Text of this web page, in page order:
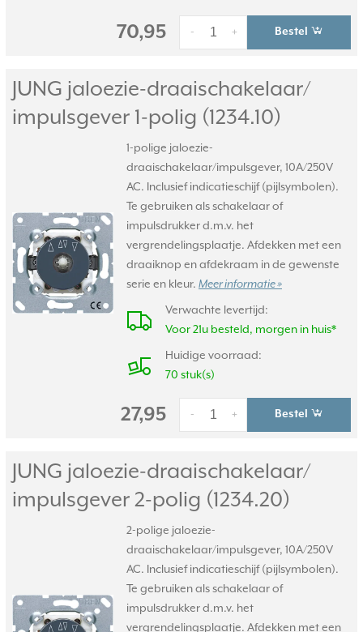
70,95 +
- Bestel
JUNG jaloezie-draaischakelaar/
impulsgever 1-polig (1234.10)
1-polige jaloezie-
draaischakelaar/impulsgever, 10A/250V
AC. Inclusief indicatieschijf (pijlsymbolen).
Te gebruiken als schakelaar of
impulsdrukker d.m.v. het
vergrendelingsplaatje. Afdekken met een
draaiknop en afdekraam in de gewenste
serie en kleur. Meer informatie »
Verwachte levertijd:
Voor 21u besteld, morgen in huis*
Huidige voorraad:
70 stuk(s)
27,95 +
- Bestel
JUNG jaloezie-draaischakelaar/
impulsgever 2-polig (1234.20)
2-polige jaloezie-
draaischakelaar/impulsgever, 10A/250V
AC. Inclusief indicatieschijf (pijlsymbolen).
Te gebruiken als schakelaar of
impulsdrukker d.m.v. het
vergrendelingsplaatje. Afdekken met een